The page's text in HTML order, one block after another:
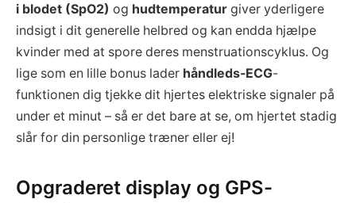
i blodet (SpO2) og hudtemperatur giver yderligere
indsigt i dit generelle helbred og kan endda hjælpe
kvinder med at spore deres menstruationscyklus. Og
lige som en lille bonus lader håndleds-ECG-
funktionen dig tjekke dit hjertes elektriske signaler på
under et minut – så er det bare at se, om hjertet stadig
slår for din personlige træner eller ej!
Opgraderet display og GPS-